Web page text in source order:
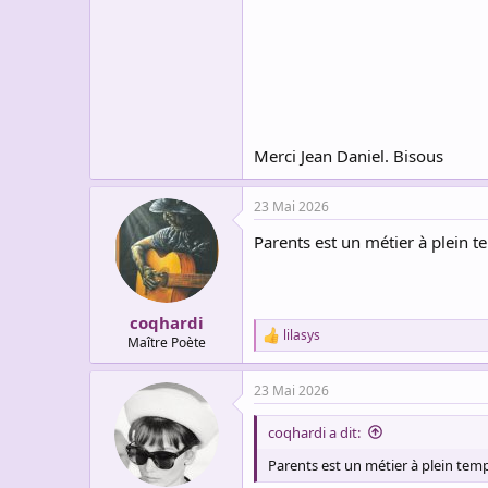
Merci Jean Daniel. Bisous
coqhardi
Maître Poète
23 Mai 2026
Parents est un métier à plein
R
e
a
c
t
s
lilasys
23 Mai 2026
coqhardi a dit:
Parents est un métier à plein